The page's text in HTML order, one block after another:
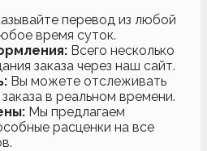
перевод из любой
время суток.
Всего несколько
заказа через наш сайт.
Вы можете отслеживать
в реальном времени.
Мы предлагаем
расценки на все